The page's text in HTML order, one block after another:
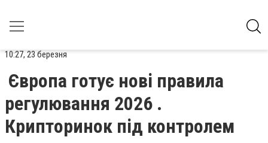
10:27, 23 березня
Європа готує нові правила
регулювання 2026 .
Крипторинок під контролем